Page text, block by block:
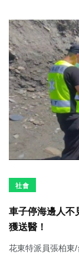
社會
車子停海邊人不
獲送醫！
花東特派員張柏東